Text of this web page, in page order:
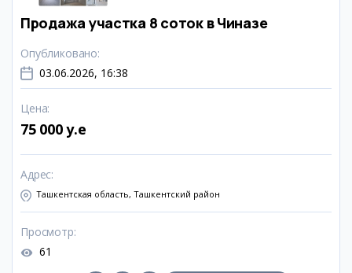
Продажа участка 8 соток в Чиназе
Опубликовано:
03.06.2026, 16:38
Цена:
75 000 y.e
Адрес:
Ташкентская область, Ташкентский район
Просмотр:
61